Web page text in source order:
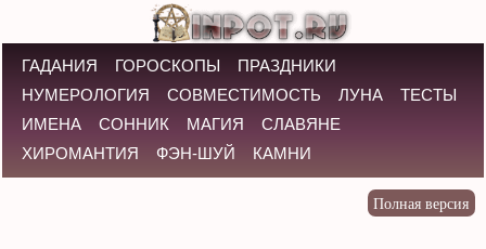
ГАДАНИЯ ГОРОСКОПЫ
ПРАЗДНИКИ
НУМЕРОЛОГИЯ
СОВМЕСТИМОСТЬ ЛУНА
ТЕСТЫ
ИМЕНА
СОННИК МАГИЯ
СЛАВЯНЕ
ХИРОМАНТИЯ
ФЭН-ШУЙ КАМНИ